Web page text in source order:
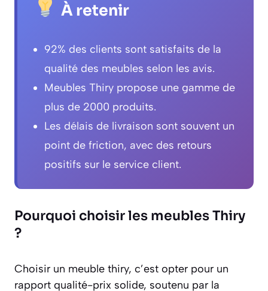
À retenir
92% des clients sont satisfaits de la
qualité des meubles selon les avis.
Meubles Thiry propose une gamme de
plus de 2000 produits.
Les délais de livraison sont souvent un
point de friction, avec des retours
positifs sur le service client.
Pourquoi choisir les meubles Thiry
?
Choisir un meuble thiry, c’est opter pour un
rapport qualité-prix solide, soutenu par la